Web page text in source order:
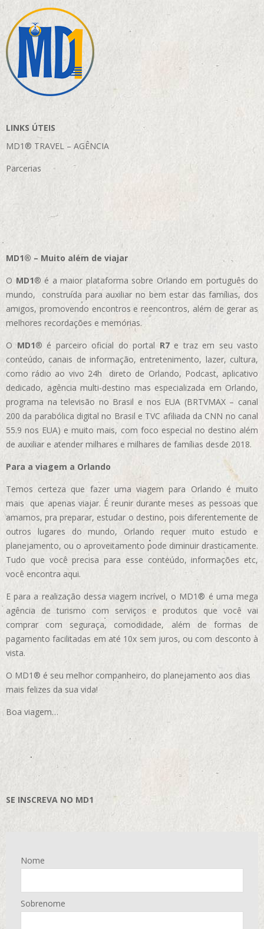
LINKS ÚTEIS
MD1® TRAVEL – AGÊNCIA
Parcerias
MD1® – Muito além de viajar
O MD1® é a maior plataforma sobre Orlando em português do
mundo, construída para auxiliar no bem estar das famílias, dos
amigos, promovendo encontros e reencontros, além de gerar as
melhores recordações e memórias.
OMD1® é parceiro oficial do portal R7e traz em seu vasto
conteúdo, canais de informação, entretenimento, lazer, cultura,
como rádio ao vivo 24h direto de Orlando, Podcast, aplicativo
dedicado, agência multi-destino mas especializada em Orlando,
programa na televisão no Brasil e nos EUA (BRTVMAX – canal
200 da parabólica digital no Brasil e TVC afiliada da CNN no canal
55.9 nos EUA) e muito mais, com foco especial no destino além
de auxiliar e atender milhares e milhares de famílias desde 2018.
Para a viagem a Orlando
Temos certeza que fazer uma viagem para Orlando é muito
mais que apenas viajar. É reunir durante meses as pessoas que
amamos, pra preparar, estudar o destino, pois diferentemente de
outros lugares do mundo, Orlando requer muito estudo e
planejamento, ou o aproveitamento pode diminuir drasticamente.
Tudo que você precisa para esse conteúdo, informações etc,
você encontra aqui.
E para a realização dessa viagem incrível, o MD1® é uma mega
agência de turismo com serviços e produtos que você vai
comprar com seguraça, comodidade, além de formas de
pagamento facilitadas em até 10x sem juros, ou com desconto à
vista.
O MD1® é seu melhor companheiro, do planejamento aos dias
mais felizes da sua vida!
Boa viagem…
SE INSCREVA NO MD1
Nome
Sobrenome